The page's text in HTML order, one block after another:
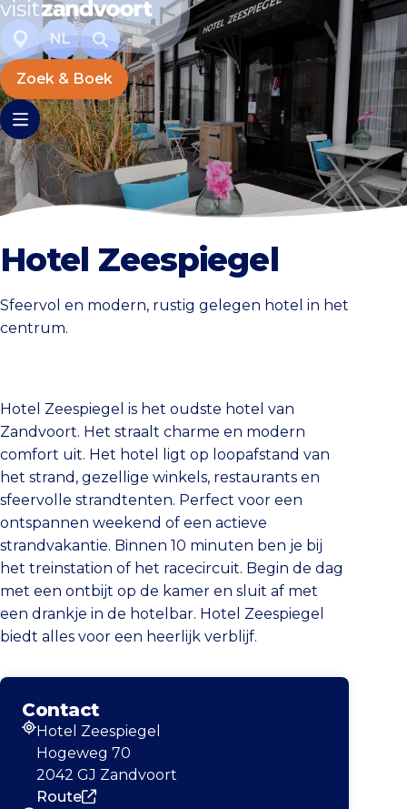
NL
Zoek & Boek
Hotel Zeespiegel
Sfeervol en modern, rustig gelegen hotel in het
centrum.
Hotel Zeespiegel is het oudste hotel van
Zandvoort. Het straalt charme en modern
comfort uit. Het hotel ligt op loopafstand van
het strand, gezellige winkels, restaurants en
sfeervolle strandtenten. Perfect voor een
ontspannen weekend of een actieve
strandvakantie. Binnen 10 minuten ben je bij
het treinstation of het racecircuit. Begin de dag
met een ontbijt op de kamer en sluit af met
een drankje in de hotelbar. Hotel Zeespiegel
biedt alles voor een heerlijk verblijf.
Contact
Adres
Hotel Zeespiegel
Hogeweg 70
2042 GJ Zandvoort
Route